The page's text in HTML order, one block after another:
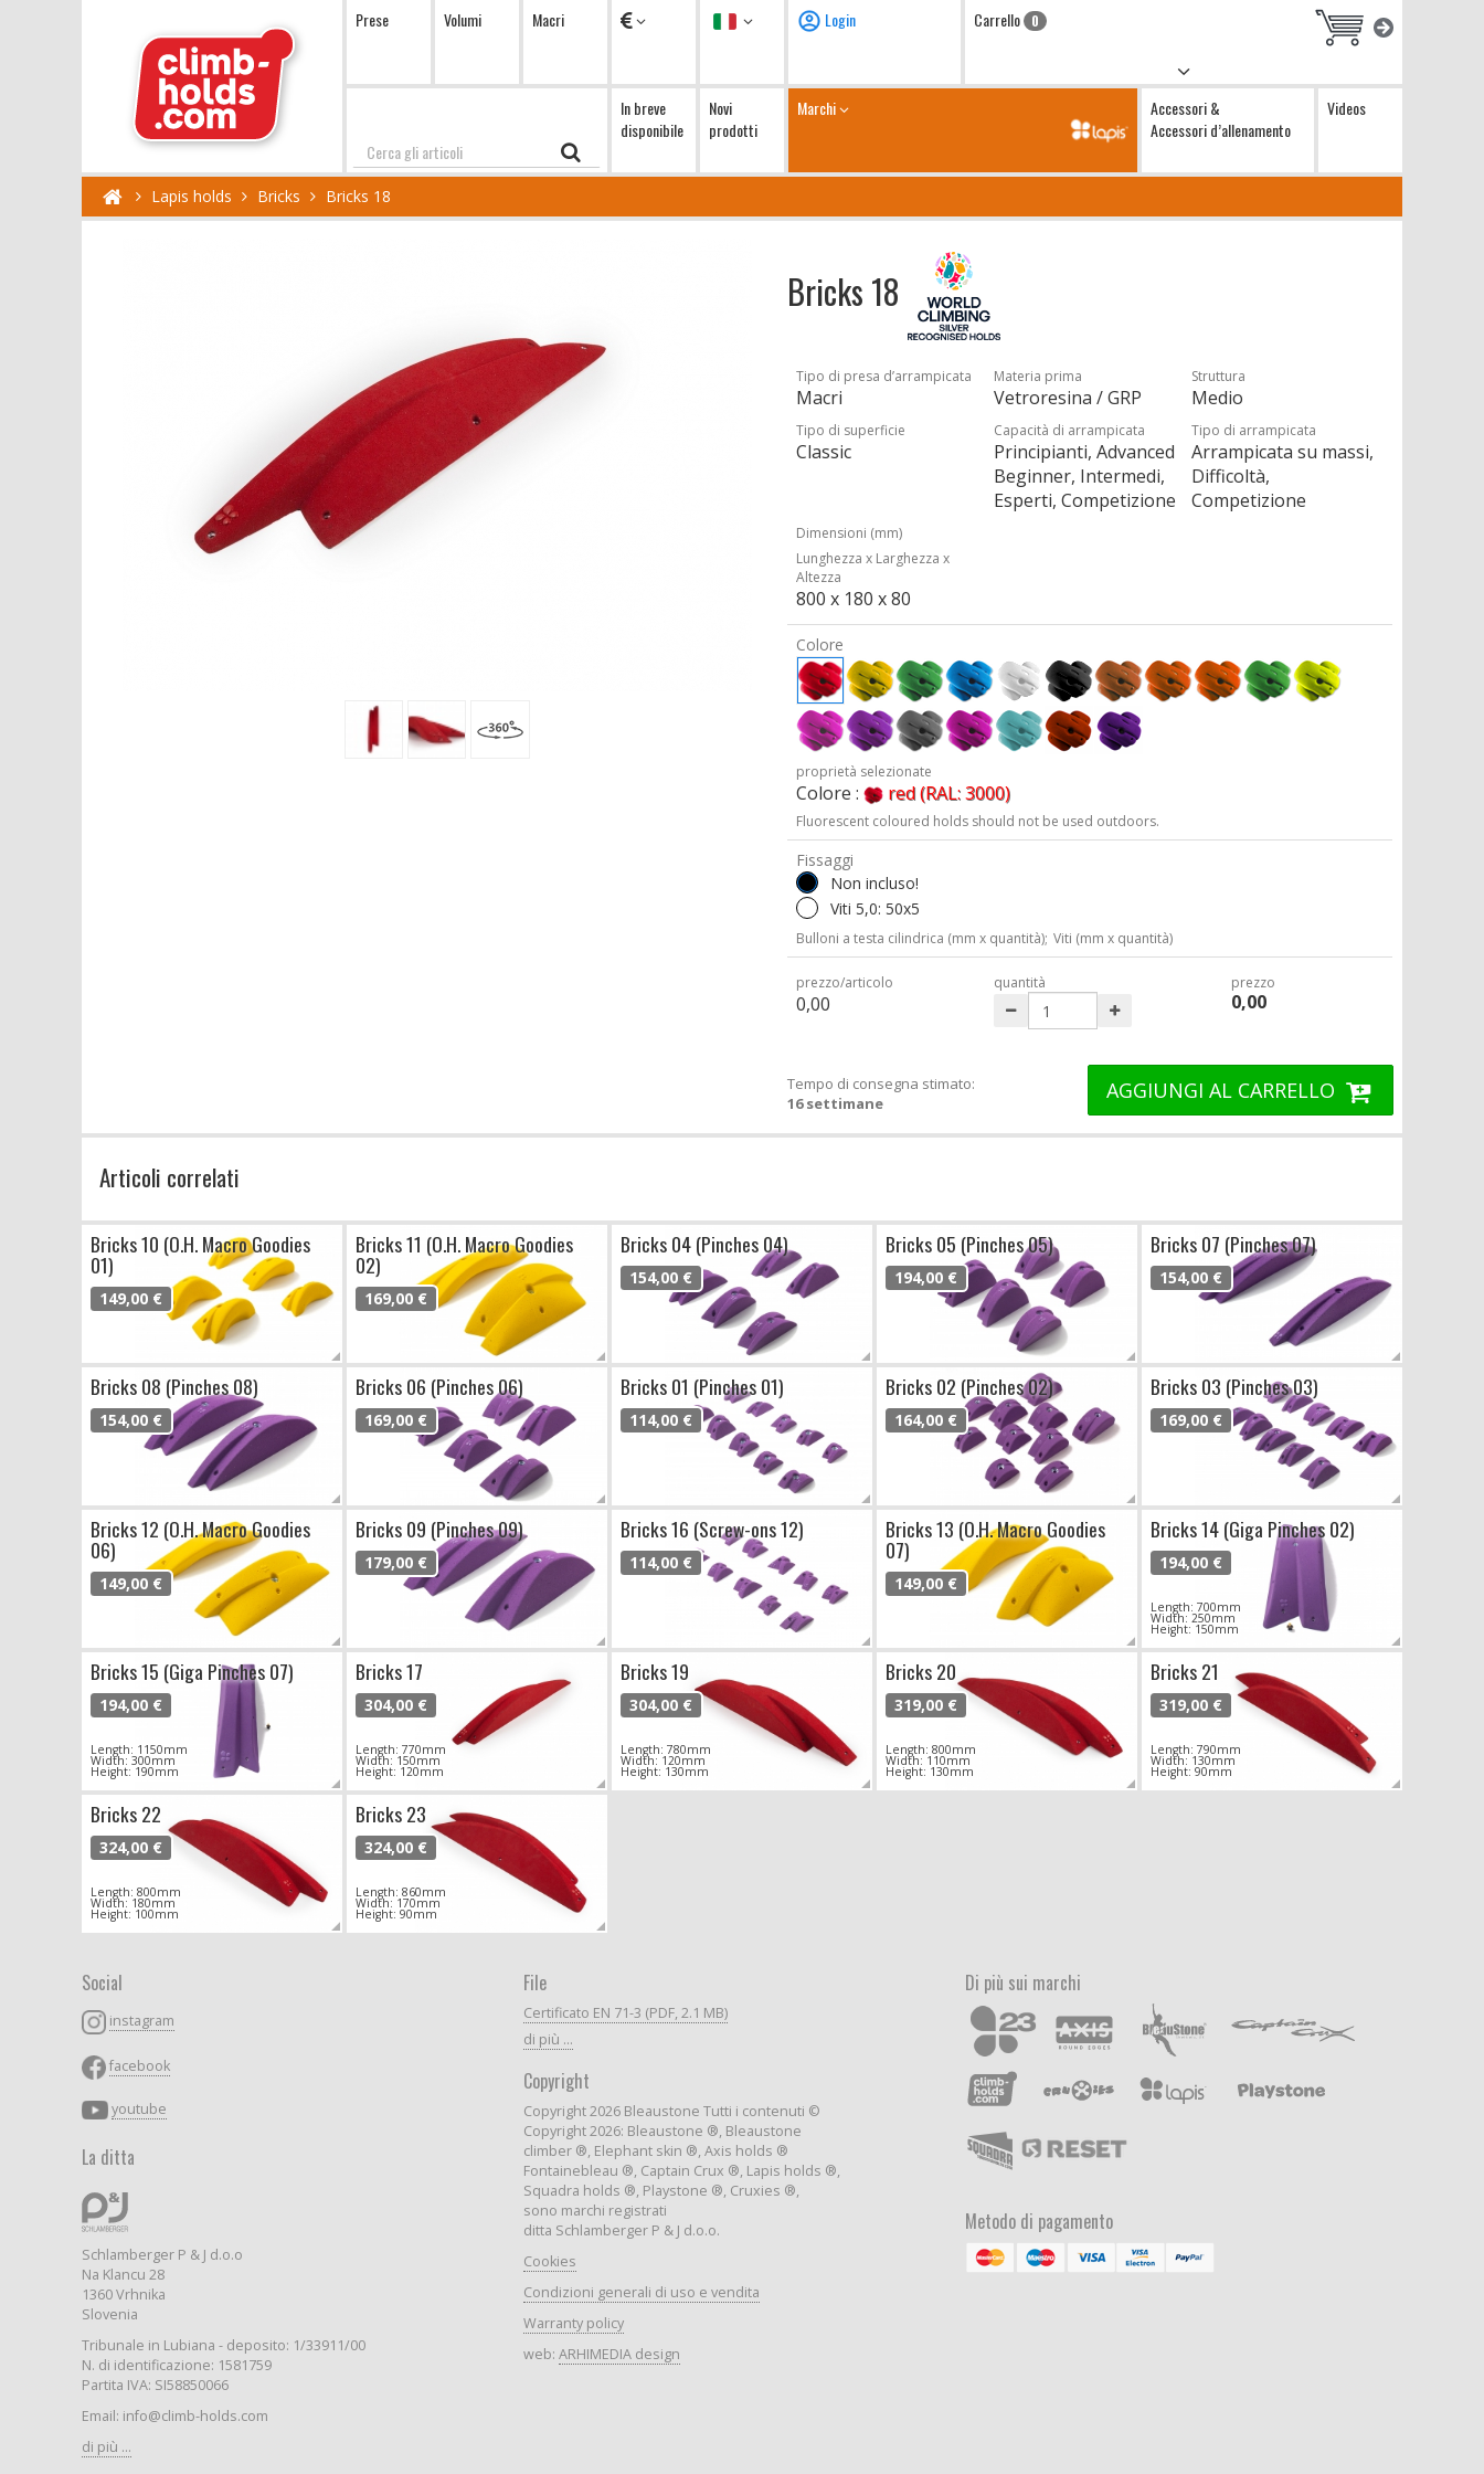
Prese Volumi Macri Valuta Lingua Login Carrello 0
Cerca
In breve
disponibile
Novi
prodotti
Marchi
Accessori &
Accessori d’allenamento
Videos
Lapis holds Bricks Bricks 18
Bricks 18
Tipo di presa d’arrampicata
Macri
Materia prima
Vetroresina / GRP
Struttura
Medio
Tipo di superficie
Classic
Capacità di arrampicata
Principianti, Advanced
Beginner, Intermedi,
Esperti, Competizione
Tipo di arrampicata
Arrampicata su massi,
Difficoltà,
Competizione
Dimensioni (mm)
Lunghezza x Larghezza x
Altezza
800 x 180 x 80
Colore
proprietà selezionate
Colore : red (RAL: 3000)
Fluorescent coloured holds should not be used outdoors.
Fissaggi
Non incluso!
Viti 5,0: 50x5
Bulloni a testa cilindrica (mm x quantità); Viti (mm x quantità)
prezzo/articolo
0,00
quantità prezzo
0,00
Tempo di consegna stimato:
16 settimane
AGGIUNGI AL CARRELLO
Articoli correlati
Bricks 10 (O.H. Macro Goodies
01)
149,00 €
Bricks 11 (O.H. Macro Goodies
02)
169,00 €
Bricks 04 (Pinches 04)
154,00 €
Bricks 05 (Pinches 05)
194,00 €
Bricks 07 (Pinches 07)
154,00 €
Bricks 08 (Pinches 08)
154,00 €
Bricks 06 (Pinches 06)
169,00 €
Bricks 01 (Pinches 01)
114,00 €
Bricks 02 (Pinches 02)
164,00 €
Bricks 03 (Pinches 03)
169,00 €
Bricks 12 (O.H. Macro Goodies
06)
149,00 €
Bricks 09 (Pinches 09)
179,00 €
Bricks 16 (Screw-ons 12)
114,00 €
Bricks 13 (O.H. Macro Goodies
07)
149,00 €
Bricks 14 (Giga Pinches 02)
194,00 €
Length: 700mm
Width: 250mm
Height: 150mm
Bricks 15 (Giga Pinches 07)
194,00 €
Length: 1150mm
Width: 300mm
Height: 190mm
Bricks 17
304,00 €
Length: 770mm
Width: 150mm
Height: 120mm
Bricks 19
304,00 €
Length: 780mm
Width: 120mm
Height: 130mm
Bricks 20
319,00 €
Length: 800mm
Width: 110mm
Height: 130mm
Bricks 21
319,00 €
Length: 790mm
Width: 130mm
Height: 90mm
Bricks 22
324,00 €
Length: 800mm
Width: 180mm
Height: 100mm
Bricks 23
324,00 €
Length: 860mm
Width: 170mm
Height: 90mm
Social
instagram
facebook
youtube
La ditta
Schlamberger P & J d.o.o
Na Klancu 28
1360 Vrhnika
Slovenia
Tribunale in Lubiana - deposito: 1/33911/00
N. di identificazione: 1581759
Partita IVA: SI58850066
Email: info@climb-holds.com
di più ...
File
Certificato EN 71-3 (PDF, 2.1 MB)
di più ...
Copyright
Copyright 2026 Bleaustone Tutti i contenuti ©
Copyright 2026: Bleaustone ®, Bleaustone
climber ®, Elephant skin ®, Axis holds ®
Fontainebleau ®, Captain Crux ®, Lapis holds ®,
Squadra holds ®, Playstone ®, Cruxies ®,
sono marchi registrati
ditta Schlamberger P & J d.o.o.
Cookies
Condizioni generali di uso e vendita
Warranty policy
web: ARHIMEDIA design
Di più sui marchi
Metodo di pagamento